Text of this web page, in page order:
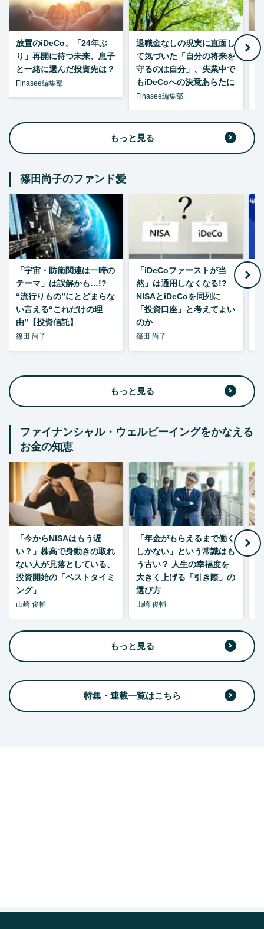
放置のiDeCo、「24年ぶ
り」再開に待つ未来、息子
と一緒に選んだ投資先は？
Finasee編集部
退職金なしの現実に直面し
て気づいた「自分の将来を
守るのは自分」、失業中で
もiDeCoへの決意あらたに
Finasee編集部
もっと見る
篠田尚子のファンド愛
「宇宙・防衛関連は一時の
テーマ」は誤解かも…!?
“流行りもの”にとどまらな
い言える“これだけの理
由”【投資信託】
篠田 尚子
「iDeCoファーストが当
然」は通用しなくなる!?
NISAとiDeCoを同列に
「投資口座」と考えてよい
のか
篠田 尚子
もっと見る
ファイナンシャル・ウェルビーイングをかなえる
お金の知恵
「今からNISAはもう遅
い？」株高で身動きの取れ
ない人が見落としている、
投資開始の「ベストタイミ
ング」
山崎 俊輔
「年金がもらえるまで働く
しかない」という常識はも
う古い？ 人生の幸福度を
大きく上げる「引き際」の
選び方
山崎 俊輔
もっと見る
特集・連載一覧はこちら